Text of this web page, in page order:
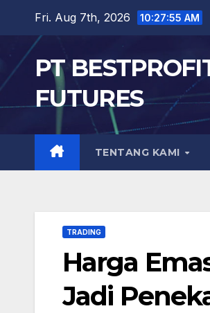
content
Fri. Aug 7th, 2026 10:27:56 AM
PT
FUTURES
TENTANG KAMI
TRADING
Harga
Jadi